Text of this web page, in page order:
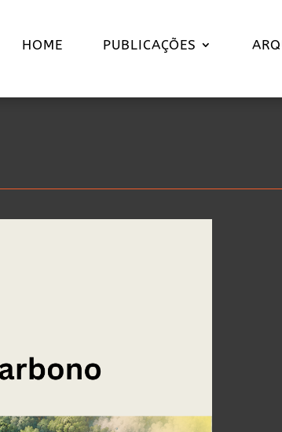
HOME PUBLICAÇÕES